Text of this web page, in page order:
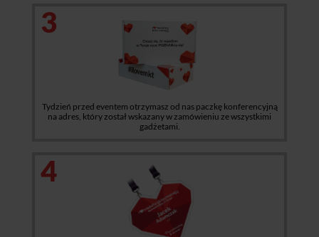
3
Tydzień przed eventem otrzymasz od nas paczkę konferencyjną
na adres, który został wskazany w zamówieniu ze wszystkimi
gadżetami.
4